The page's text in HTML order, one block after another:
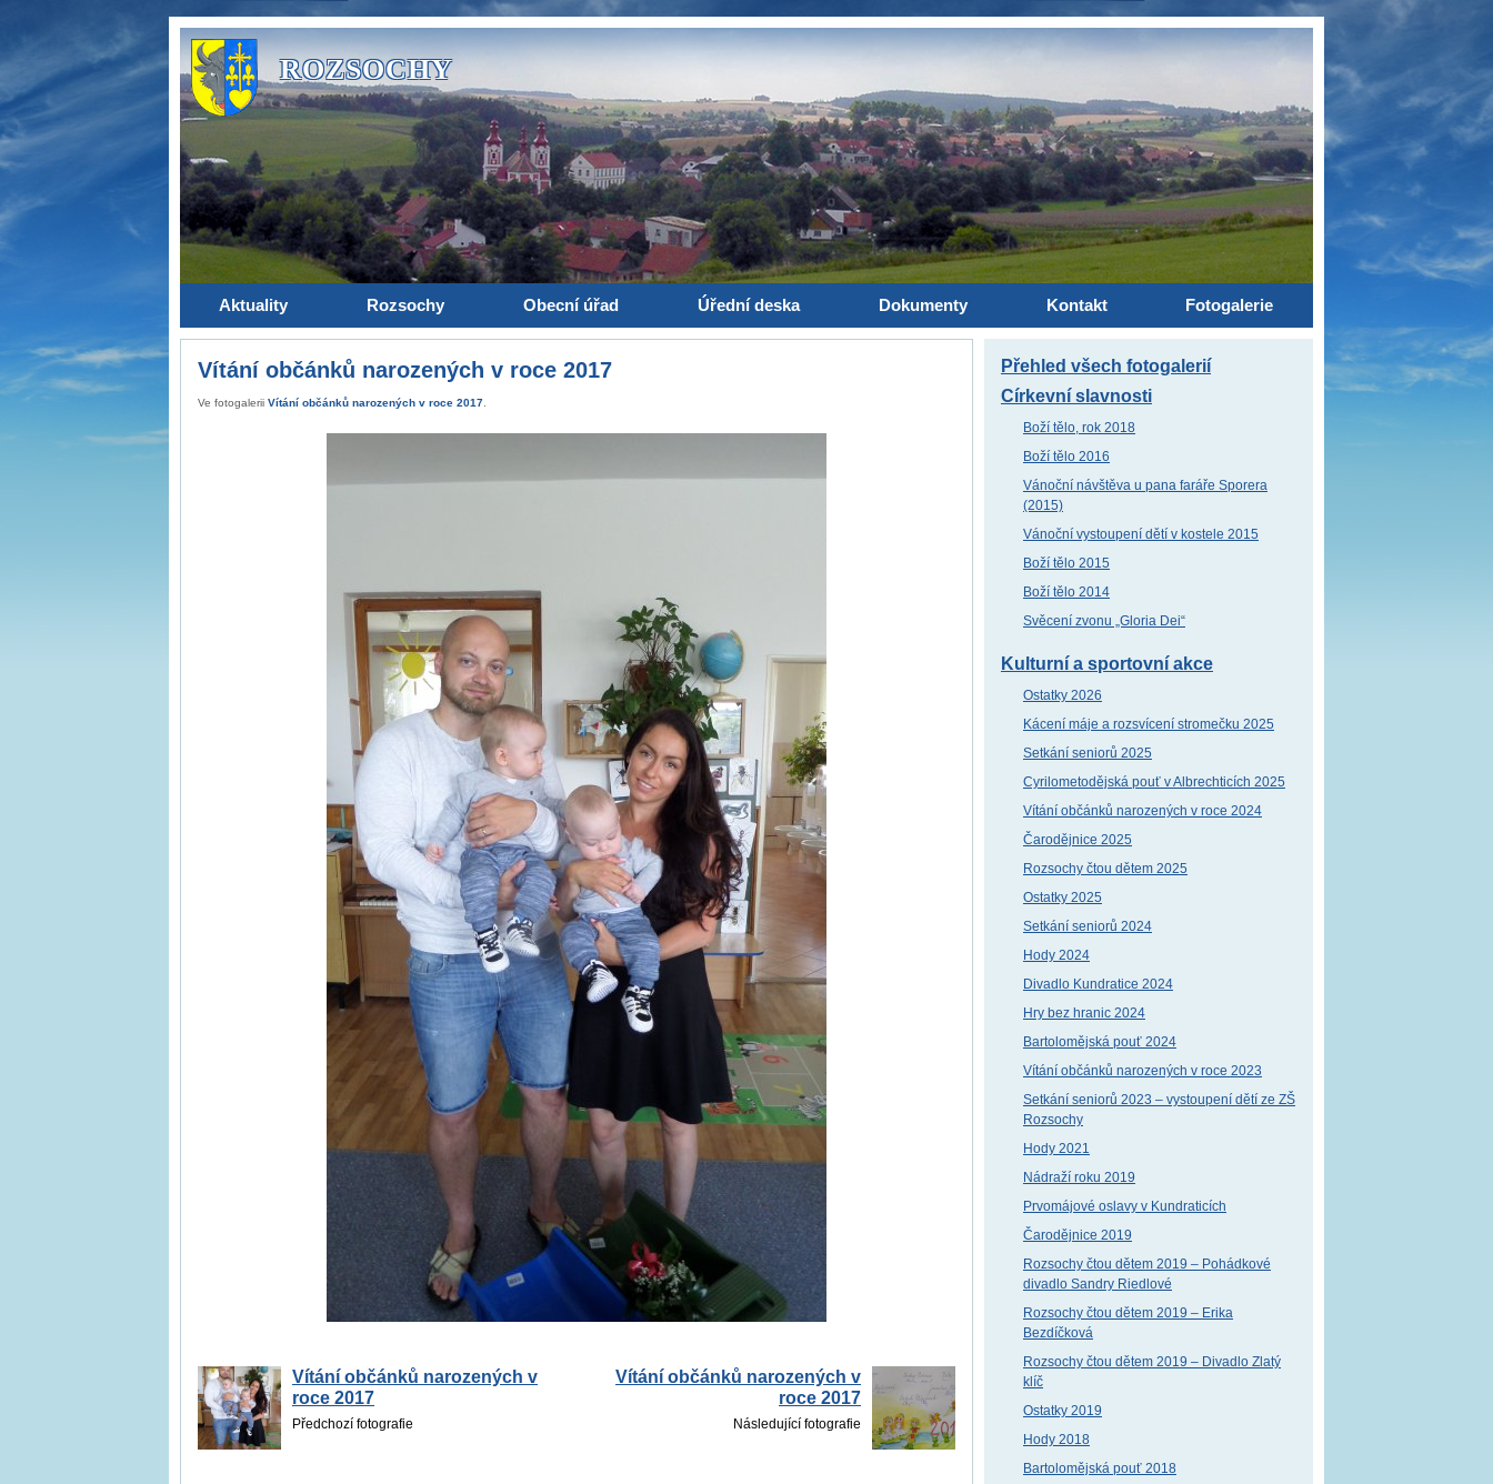
ROZSOCHY
Aktuality Rozsochy Obecní úřad Úřední deska Dokumenty Kontakt Fotogalerie
Vítání občánků narozených v roce 2017
Ve fotogalerii Vítání občánků narozených v roce 2017
Vítání občánků narozených v
roce 2017
Předchozí fotografie
Vítání občánků narozených v
roce 2017
Následující fotografie
Přehled všech fotogalerií
Církevní slavnosti
Boží tělo, rok 2018
Boží tělo 2016
Vánoční návštěva u pana faráře Sporera
(2015)
Vánoční vystoupení dětí v kostele 2015
Boží tělo 2015
Boží tělo 2014
Svěcení zvonu „Gloria Dei“
Kulturní a sportovní akce
Ostatky 2026
Kácení máje a rozsvícení stromečku 2025
Setkání seniorů 2025
Cyrilometodějská pouť v Albrechticích 2025
Vítání občánků narozených v roce 2024
Čarodějnice 2025
Rozsochy čtou dětem 2025
Ostatky 2025
Setkání seniorů 2024
Hody 2024
Divadlo Kundratice 2024
Hry bez hranic 2024
Bartolomějská pouť 2024
Vítání občánků narozených v roce 2023
Setkání seniorů 2023 – vystoupení dětí ze ZŠ
Rozsochy
Hody 2021
Nádraží roku 2019
Prvomájové oslavy v Kundraticích
Čarodějnice 2019
Rozsochy čtou dětem 2019 – Pohádkové
divadlo Sandry Riedlové
Rozsochy čtou dětem 2019 – Erika
Bezdíčková
Rozsochy čtou dětem 2019 – Divadlo Zlatý
klíč
Ostatky 2019
Hody 2018
Bartolomějská pouť 2018